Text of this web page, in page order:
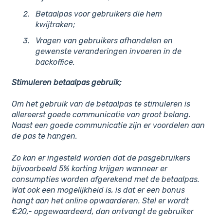
Betaalpas voor gebruikers die hem
kwijtraken;
Vragen van gebruikers afhandelen en
gewenste veranderingen invoeren in de
backoffice.
Stimuleren betaalpas gebruik;
Om het gebruik van de betaalpas te stimuleren is
allereerst goede communicatie van groot belang.
Naast een goede communicatie zijn er voordelen aan
de pas te hangen.
Zo kan er ingesteld worden dat de pasgebruikers
bijvoorbeeld 5% korting krijgen wanneer er
consumpties worden afgerekend met de betaalpas.
Wat ook een mogelijkheid is, is dat er een bonus
hangt aan het online opwaarderen. Stel er wordt
€20,- opgewaardeerd, dan ontvangt de gebruiker